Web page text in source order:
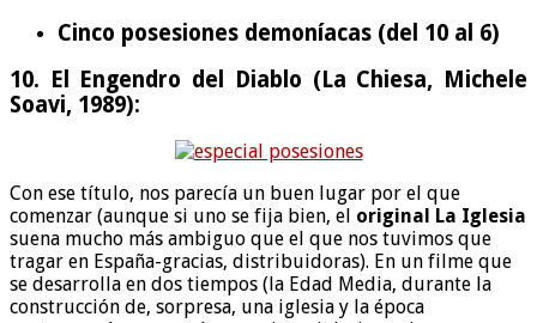
Cinco posesiones demoníacas (del 10 al 6)
10. El Engendro del Diablo (La Chiesa, Michele
Soavi, 1989):
Con ese título, nos parecía un buen lugar por el que
comenzar (aunque si uno se fija bien, el original La Iglesia
suena mucho más ambiguo que el que nos tuvimos que
tragar en España-gracias, distribuidoras). En un filme que
se desarrolla en dos tiempos (la Edad Media, durante la
construcción de, sorpresa, una iglesia y la época